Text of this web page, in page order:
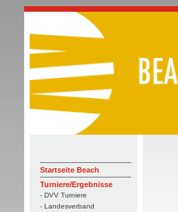
Startseite Beach
Turniere/Ergebnisse
- DVV Turniere
- Landesverband